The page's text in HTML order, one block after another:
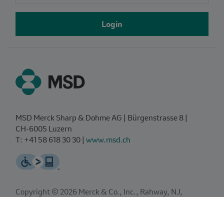
Login
MSD Merck Sharp & Dohme AG | Bürgenstrasse 8 |
CH‑6005 Luzern
T: +41 58 618 30 30 | www.msd.ch
Copyright © 2026 Merck & Co., Inc., Rahway, NJ,